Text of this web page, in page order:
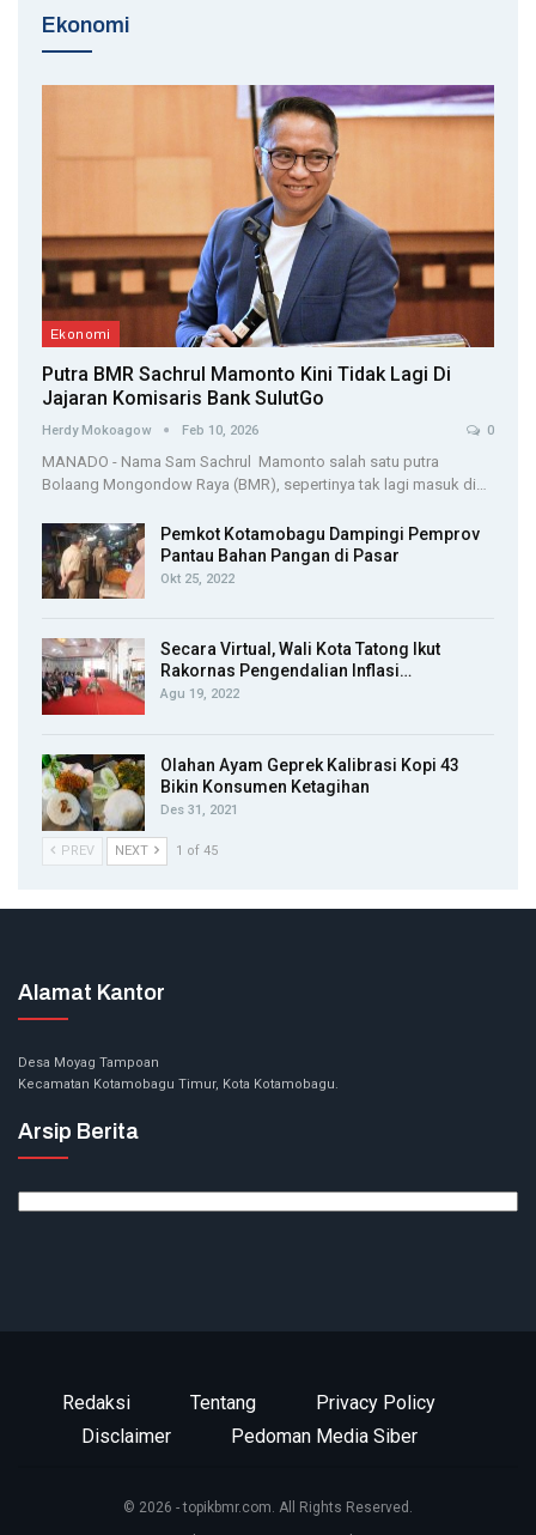
Ekonomi
Ekonomi
Putra BMR Sachrul Mamonto Kini Tidak Lagi Di
Jajaran Komisaris Bank SulutGo
Herdy Mokoagow Feb 10, 2026 0
MANADO - Nama Sam Sachrul Mamonto salah satu putra
Bolaang Mongondow Raya (BMR), sepertinya tak lagi masuk di…
Pemkot Kotamobagu Dampingi Pemprov
Pantau Bahan Pangan di Pasar
Okt 25, 2022
Secara Virtual, Wali Kota Tatong Ikut
Rakornas Pengendalian Inflasi…
Agu 19, 2022
Olahan Ayam Geprek Kalibrasi Kopi 43
Bikin Konsumen Ketagihan
Des 31, 2021
PREV NEXT 1 of 45
Alamat Kantor
Desa Moyag Tampoan
Kecamatan Kotamobagu Timur, Kota Kotamobagu.
Arsip Berita
Redaksi Tentang
Privacy Policy
Disclaimer
Pedoman Media Siber
© 2026 - topikbmr.com. All Rights Reserved.